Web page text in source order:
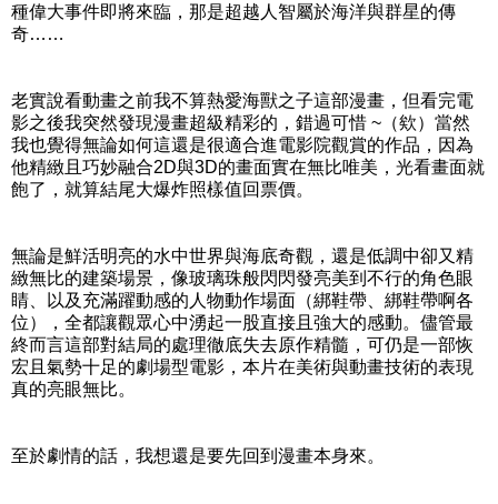
種偉大事件即將來臨，那是超越人智屬於海洋與群星的傳
奇……
老實說看動畫之前我不算熱愛海獸之子這部漫畫，但看完電
影之後我突然發現漫畫超級精彩的，錯過可惜 ~（欸）當然
我也覺得無論如何這還是很適合進電影院觀賞的作品，因為
他精緻且巧妙融合2D與3D的畫面實在無比唯美，光看畫面就
飽了，就算結尾大爆炸照樣值回票價。
無論是鮮活明亮的水中世界與海底奇觀，還是低調中卻又精
緻無比的建築場景，像玻璃珠般閃閃發亮美到不行的角色眼
睛、以及充滿躍動感的人物動作場面（綁鞋帶、綁鞋帶啊各
位），全都讓觀眾心中湧起一股直接且強大的感動。儘管最
終而言這部對結局的處理徹底失去原作精髓，可仍是一部恢
宏且氣勢十足的劇場型電影，本片在美術與動畫技術的表現
真的亮眼無比。
至於劇情的話，我想還是要先回到漫畫本身來。